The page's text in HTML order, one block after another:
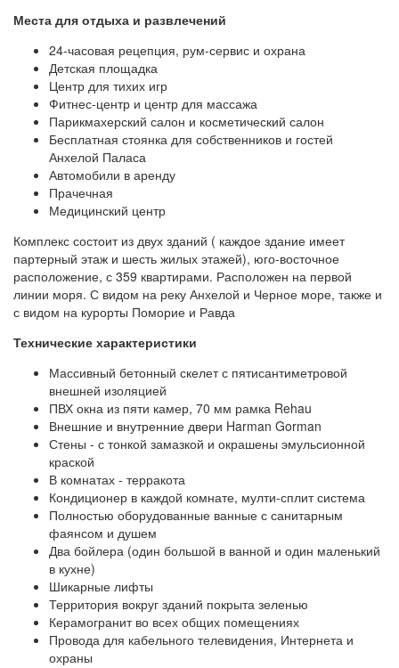
Места для отдыха и развлечений
24-часовая рецепция, рум-сервис и охрана
Детская площадка
Центр для тихих игр
Фитнес-центр и центр для массажа
Парикмахерский салон и косметический салон
Бесплатная стоянка для собственников и гостей
Анхелой Паласа
Автомобили в аренду
Прачечная
Медицинский центр
Комплекс состоит из двух зданий ( каждое здание имеет
партерный этаж и шесть жилых этажей), юго-восточное
расположение, с 359 квартирами. Расположен на первой
линии моря. С видом на реку Анхелой и Черное море, также и
с видом на курорты Поморие и Равда
Технические характеристики
Массивный бетонный скелет с пятисантиметровой
внешней изоляцией
ПВХ окна из пяти камер, 70 мм рамка Rehau
Внешние и внутренние двери Harman Gorman
Стены - с тонкой замазкой и окрашены эмульсионной
краской
В комнатах - терракота
Кондиционер в каждой комнате, мулти-сплит система
Полностью оборудованные ванные с санитарным
фаянсом и душем
Два бойлера (один большой в ванной и один маленький
в кухне)
Шикарные лифты
Территория вокруг зданий покрыта зеленью
Керамогранит во всех общих помещениях
Провода для кабельного телевидения, Интернета и
охраны